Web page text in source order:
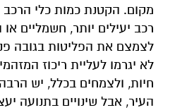
מקום. הקטנת כמות כלי הרכב
רכב יעילים יותר, חשמליים או
לצמצם את הפליטות בגובה
לא יגרמו לעליית ריכוז
חיות, ולצמחים בכלל, יש
העיר, אבל שינויים בתנועה